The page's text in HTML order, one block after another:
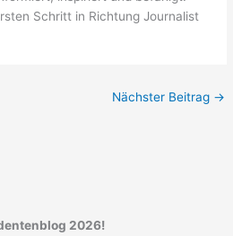
Schritt in Richtung Journalist
Nächster Beitrag →
2026!